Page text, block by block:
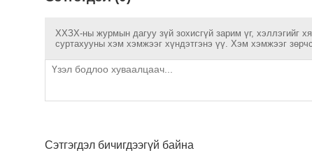
ХХЗХ-ны журмын дагуу зүй зохисгүй зарим үг, хэллэгийг
суртахууны хэм хэмжээг хүндэтгэнэ үү. Хэм хэмжээг
Сэтгэгдэл бичигдээгүй байна